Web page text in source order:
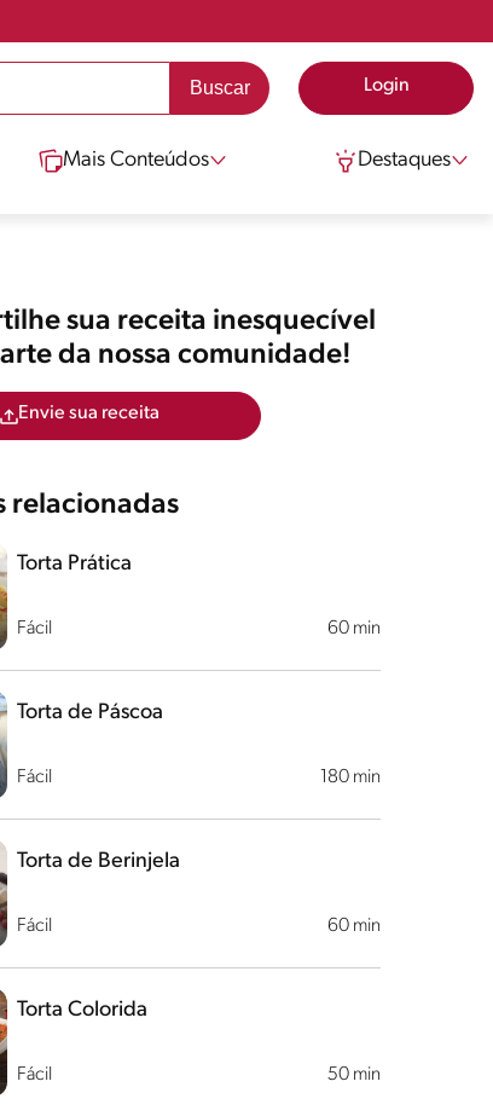
Login
Mais Conteúdos Destaques
sua receita inesquecível
da nossa comunidade!
Envie sua receita
relacionadas
Fácil 60 min
Torta Prática
Fácil 180 min
Torta de Páscoa
Fácil 60 min
Torta de Berinjela
Fácil 50 min
Torta Colorida